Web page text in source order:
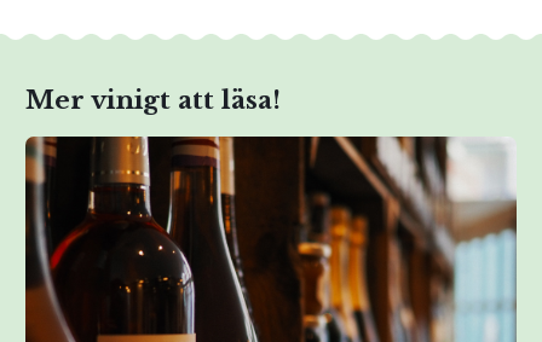
Mer vinigt att läsa!